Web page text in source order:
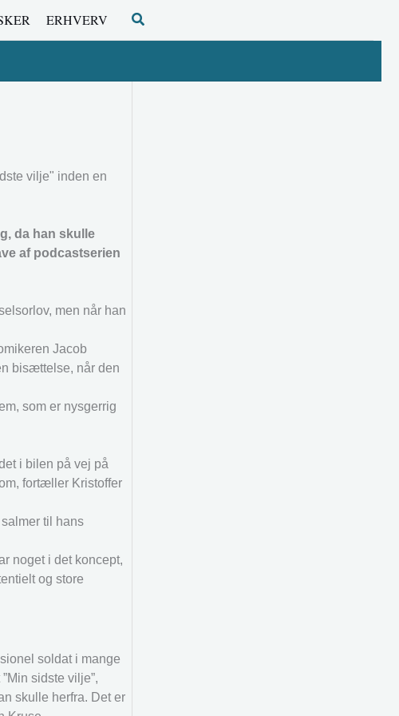
ERHVERV Søg
vilje" inden en
da han skulle
af podcastserien
men når han
Jacob
bisættelse, når den
som er nysgerrig
i bilen på vej på
fortæller Kristoffer
til hans
noget i det koncept,
og store
soldat i mange
sidste vilje”,
skulle herfra. Det er